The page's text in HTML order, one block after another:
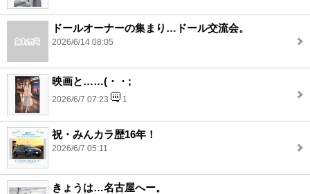
ドールオーナーの集まり…ドール交流会。
2026/6/14 08:05
映画と……(・・;
2026/6/7 07:23 1
祝・みんカラ歴16年！
2026/6/7 05:11
きょうは…名古屋へー。